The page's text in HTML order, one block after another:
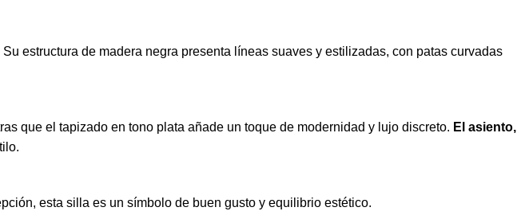
estructura de madera negra presenta líneas suaves y estilizadas, con patas curvadas
que el tapizado en tono plata añade un toque de modernidad y lujo discreto. El asiento,
esta silla es un símbolo de buen gusto y equilibrio estético.